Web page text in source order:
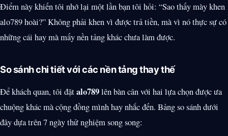
Điểm này khiến tôi nhớ lại một lần bạn tôi hỏi: “Sao thấy mày khen
alo789 hoài?” Không phải khen vì được trả tiền, mà vì nó thực sự có
những cái hay mà mấy nền tảng khác chưa làm được.
So sánh chi tiết với các nền tảng thay thế
Để khách quan, tôi đặtalo789lên bàn cân với hai lựa chọn được ưa
chuộng khác mà cộng đồng mình hay nhắc đến. Bảng so sánh dưới
đây dựa trên 7 ngày thử nghiệm song song: